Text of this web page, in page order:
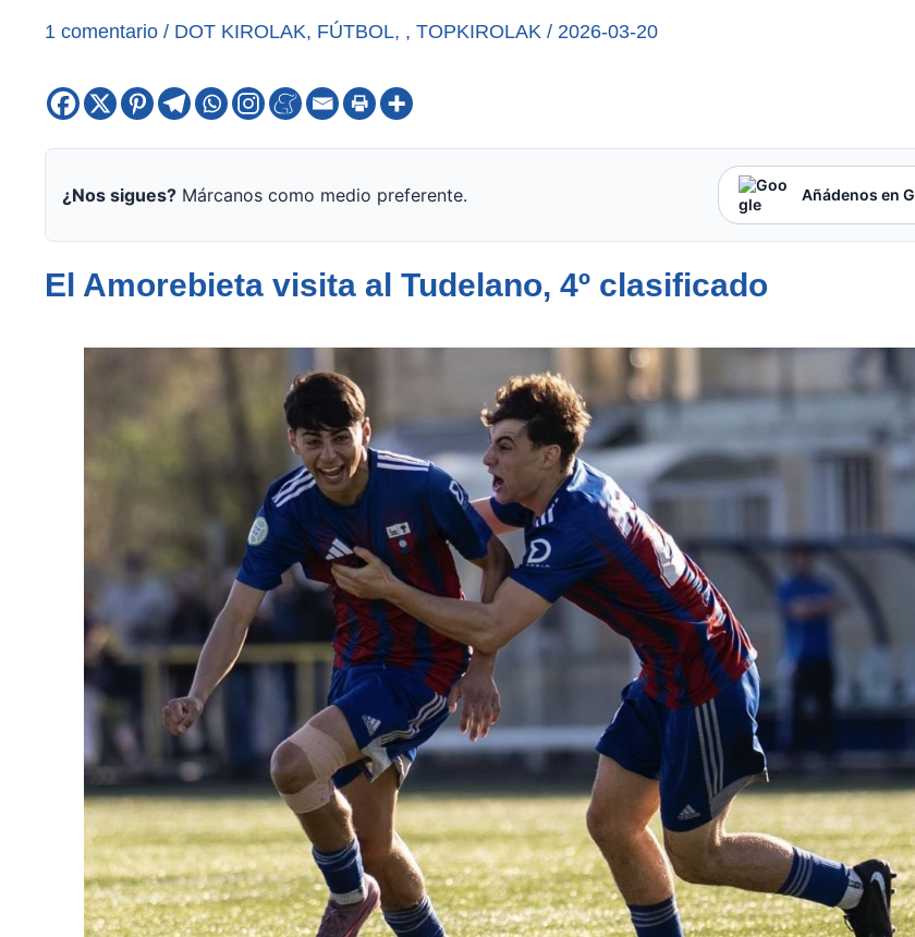
1 comentario / DOT KIROLAK, FÚTBOL, , TOPKIROLAK / 2026-03-20
¿Nos sigues?Márcanos como medio preferente. Añádenos en
El Amorebieta visita al Tudelano, 4º clasificado